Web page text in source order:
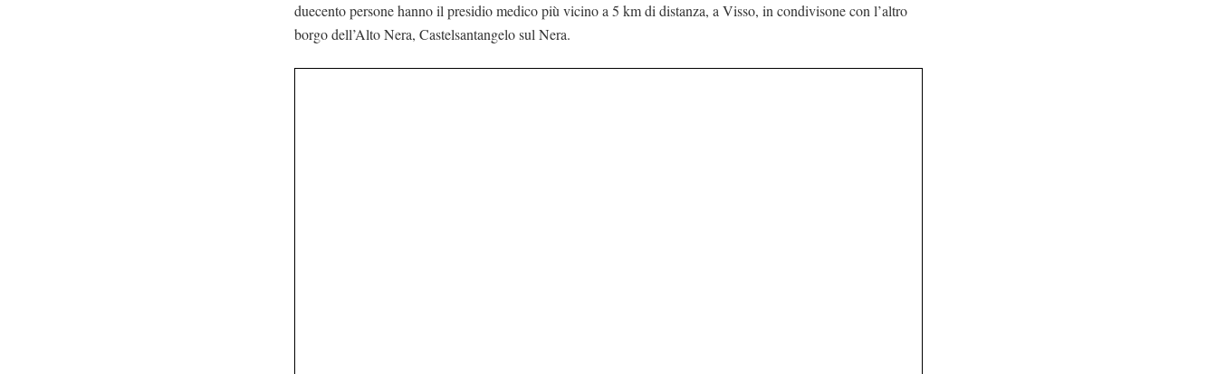
duecento persone hanno il presidio medico più vicino a 5 km di distanza, a Visso, in condivisone con l’altro
borgo dell’Alto Nera, Castelsantangelo sul Nera.